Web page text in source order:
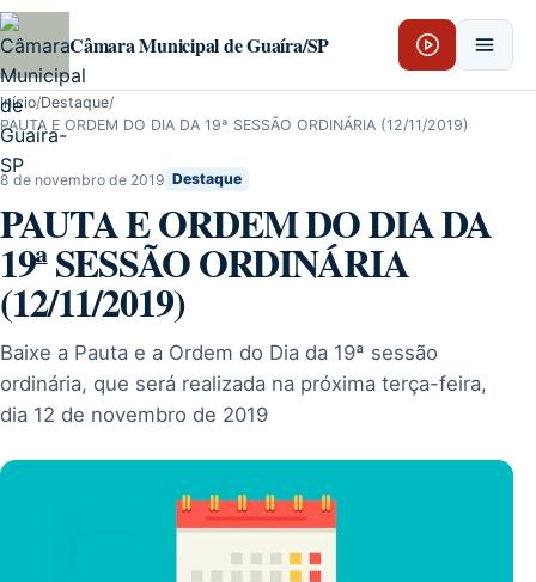
Pular para o conteúdo
Câmara Municipal de Guaíra/SP
Início/Destaque/
PAUTA E ORDEM DO DIA DA 19ª SESSÃO ORDINÁRIA (12/11/2019)
8 de novembro de 2019 Destaque
PAUTA E ORDEM DO DIA DA
19ª SESSÃO ORDINÁRIA
(12/11/2019)
Baixe a Pauta e a Ordem do Dia da 19ª sessão
ordinária, que será realizada na próxima terça-feira,
dia 12 de novembro de 2019